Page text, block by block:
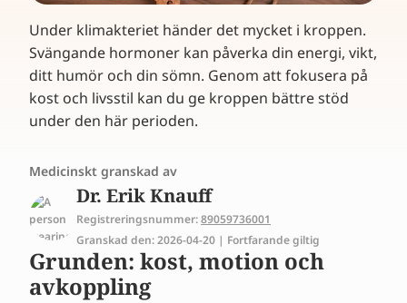
Under klimakteriet händer det mycket i kroppen.
Svängande hormoner kan påverka din energi, vikt,
ditt humör och din sömn. Genom att fokusera på
kost och livsstil kan du ge kroppen bättre stöd
under den här perioden.
Medicinskt granskad av
Dr. Erik Knauff
Registreringsnummer:89059736001
Granskad den: 2026-04-20 | Fortfarande giltig
Grunden: kost, motion och
avkoppling